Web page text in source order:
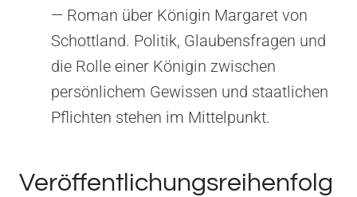
— Roman über Königin Margaret von
Schottland. Politik, Glaubensfragen und
die Rolle einer Königin zwischen
persönlichem Gewissen und staatlichen
Pflichten stehen im Mittelpunkt.
Veröffentlichungsreihenfolg